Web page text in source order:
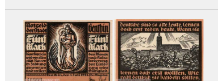
Gollnow
Golpa
Gonsenheim
Goslar
Gotha
Ankauf
Erhaltungsgrade
Gratisbanknoten
FAQ